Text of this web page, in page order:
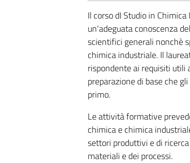
Il corso dI Studio in
un'adeguata conoscenza
scientifici generali nonchè
chimica industriale. Il
rispondente ai requisiti utili
preparazione di base che
primo.
Le attività formative
chimica e chimica
settori produttivi e di
materiali e dei processi.